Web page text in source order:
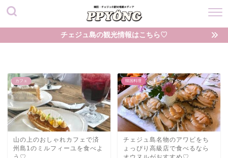
チェジュ島の観光情報はこちら♡
カフェ
山の上のおしゃれカフェで済
州島1のミルフィーユを食べよ
韓国料理
チェジュ島名物のアワビをち
ょっぴり高級店で食べるなら